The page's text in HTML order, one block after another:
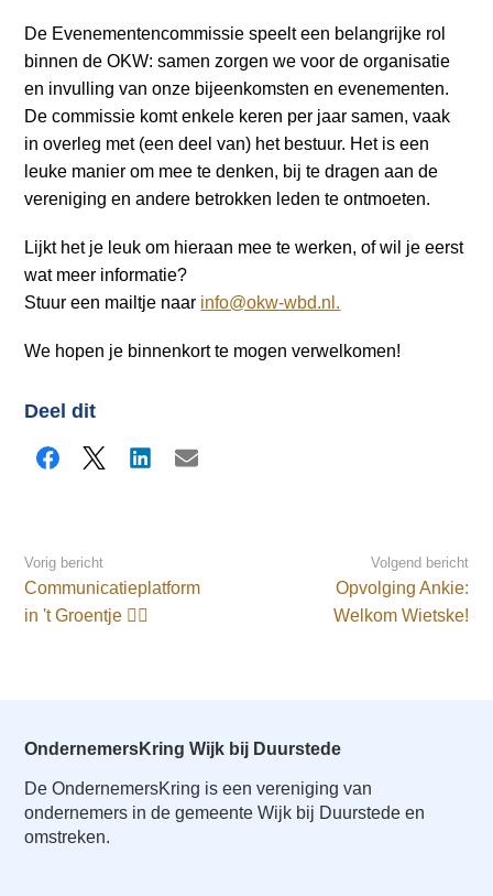
i
o
n
J
u
m
p
t
m
i
c
t
De Evenementencommissie speelt een belangrijke rol
binnen de OKW: samen zorgen we voor de organisatie
en invulling van onze bijeenkomsten en evenementen.
De commissie komt enkele keren per jaar samen, vaak
in overleg met (een deel van) het bestuur. Het is een
leuke manier om mee te denken, bij te dragen aan de
vereniging en andere betrokken leden te ontmoeten.
Lijkt het je leuk om hieraan mee te werken, of wil je eerst
wat meer informatie?
Stuur een mailtje naar info@okw-wbd.nl.
We hopen je binnenkort te mogen verwelkomen!
Deel dit
Facebook
X LinkedInE-mail
Vorig bericht
Communicatieplatform
in 't Groentje ✍🏻
Volgend bericht
Opvolging Ankie:
Welkom Wietske!
OndernemersKring Wijk bij Duurstede
De OndernemersKring is een vereniging van
ondernemers in de gemeente Wijk bij Duurstede en
omstreken.